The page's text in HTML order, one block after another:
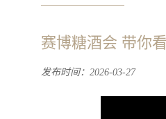
赛博糖酒会 带你
发布时间：2026-03-27